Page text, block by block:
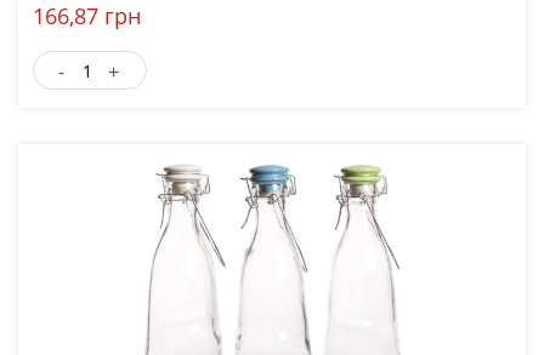
166,87 грн
- +